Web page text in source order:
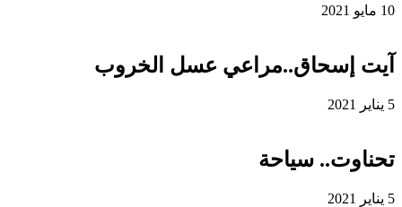
10 مايو 2021
آيت إسحاق..مراعي عسل الخروب
5 يناير 2021
تحناوت.. سياحة
5 يناير 2021